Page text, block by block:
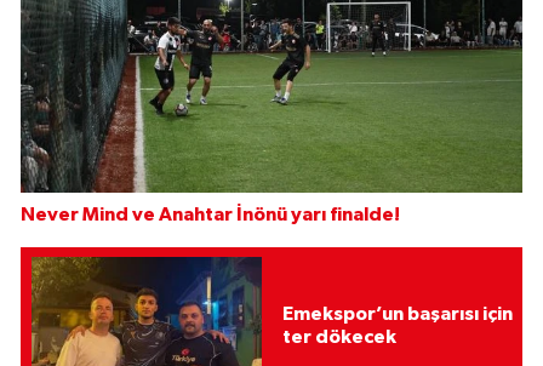
Never Mind ve Anahtar İnönü yarı finalde!
Emekspor’un başarısı için
ter dökecek